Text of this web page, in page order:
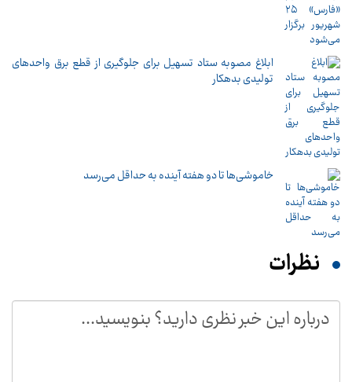
ابلاغ مصوبه ستاد تسهیل برای جلوگیری از قطع برق واحدهای
تولیدی بدهکار
خاموشی‌ها تا دو هفته آینده به حداقل می‌رسد
نظرات